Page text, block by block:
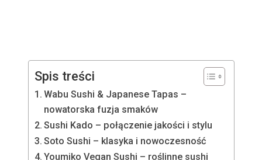
Spis treści
Wabu Sushi & Japanese Tapas –
nowatorska fuzja smaków
Sushi Kado – połączenie jakości i stylu
Soto Sushi – klasyka i nowoczesność
Youmiko Vegan Sushi – roślinne sushi